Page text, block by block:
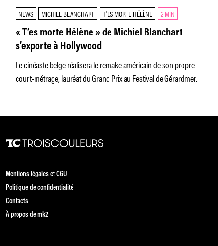
NEWS MICHIEL BLANCHART T'ES MORTE HÉLÈNE 2 MIN
« T’es morte Hélène » de Michiel Blanchart
s’exporte à Hollywood
Le cinéaste belge réalisera le remake américain de son propre
court-métrage, lauréat du Grand Prix au Festival de Gérardmer.
Mentions légales et CGU
Politique de confidentialité
Contacts
À propos de mk2